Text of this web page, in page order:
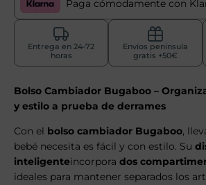
Paga cómodamente con
Entrega en 24-72
horas
Envíos península
gratis +50€
Bolso Cambiador Bugaboo –
y estilo a prueba de derrames
Con el bolso cambiador Bugaboo,
bebé necesita es fácil y con estilo. Su
inteligenteincorpora dos
ideales para mantener separados los